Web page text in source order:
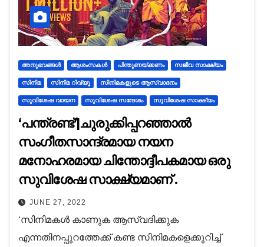
അനുഭവങ്ങള്‍ ആശംസകൾ പിന്തുണയ്ക്കണം സജീവ സാക്ഷ്യം
സിനിമ സിനിമ റിവ്യൂ സിനിമകളുടെ ആസ്വാദനം
സുവിശേഷ വായന സുവിശേഷ സന്ദേശം സുവിശേഷ സാക്ഷ്യം
‘പന്ത്രണ്ട്’|ചുരുക്കിപ്പറഞ്ഞാൽ
സംഗീതസാന്ദ്രമായ നയന
മനോഹരമായ ചിന്തോദ്ദീപകമായ ഒരു
സുവിശേഷ സാക്ഷ്യമാണ് .
JUNE 27, 2022
‘സിനിമകൾ കാണുക ആസ്വദിക്കുക
എന്നതിനപ്പുറത്തേക്ക് കണ്ട സിനിമകളെക്കുറിച്ച്